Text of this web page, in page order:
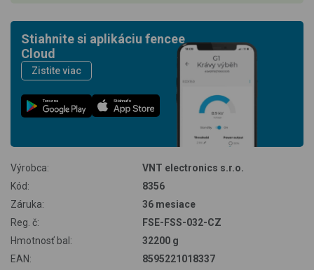
Stiahnite si aplikáciu fencee
Cloud
Zistite viac
Teraz na Stiahnuť v
Výrobca:
VNT electronics s.r.o.
Kód:
8356
Záruka:
36 mesiace
Reg. č:
FSE-FSS-032-CZ
Hmotnosť bal:
32200 g
EAN:
8595221018337